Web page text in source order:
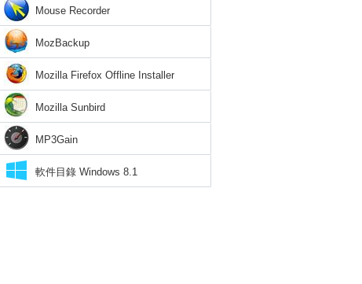
Mouse Recorder
MozBackup
Mozilla Firefox Offline Installer
Mozilla Sunbird
MP3Gain
軟件目錄 Windows 8.1